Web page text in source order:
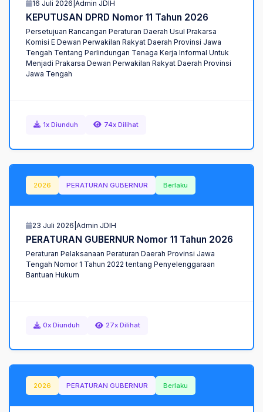
16 Juli 2026 Admin JDIH
KEPUTUSAN DPRD Nomor 11 Tahun 2026
Persetujuan Rancangan Peraturan Daerah Usul Prakarsa
Komisi E Dewan Perwakilan Rakyat Daerah Provinsi Jawa
Tengah Tentang Perlindungan Tenaga Kerja Informal Untuk
Menjadi Prakarsa Dewan Perwakilan Rakyat Daerah Provinsi
Jawa Tengah
1x Diunduh 74x Dilihat
2026 PERATURAN GUBERNUR Berlaku
23 Juli 2026 Admin JDIH
PERATURAN GUBERNUR Nomor 11 Tahun 2026
Peraturan Pelaksanaan Peraturan Daerah Provinsi Jawa
Tengah Nomor 1 Tahun 2022 tentang Penyelenggaraan
Bantuan Hukum
0x Diunduh 27x Dilihat
2026 PERATURAN GUBERNUR Berlaku